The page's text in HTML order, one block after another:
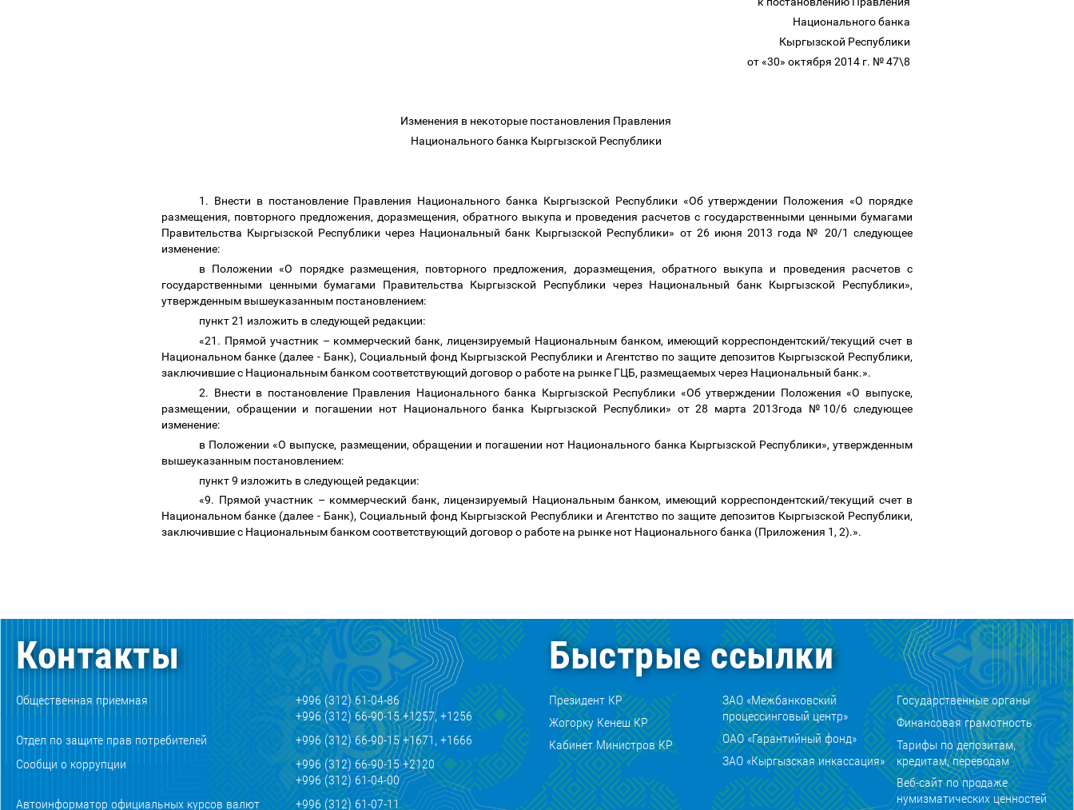
Национального банка
Кыргызской Республики
от «30» октября 2014 г. № 47\8
Изменения в некоторые постановления Правления
Национального банка Кыргызской Республики
1. Внести в постановление Правления Национального банка Кыргызской Республики «Об утверждении Положения «О порядке
размещения, повторного предложения, доразмещения, обратного выкупа и проведения расчетов с государственными ценными бумагами
Правительства Кыргызской Республики через Национальный банк Кыргызской Республики» от 26 июня 2013 года № 20/1 следующее
изменение:
в Положении «О порядке размещения, повторного предложения, доразмещения, обратного выкупа и проведения расчетов с
государственными ценными бумагами Правительства Кыргызской Республики через Национальный банк Кыргызской Республики»,
утвержденным вышеуказанным постановлением:
пункт 21 изложить в следующей редакции:
«21 . Прямой участник – коммерческий банк, лицензируемый Национальным банком, имеющий корреспондентский/текущий счет в
Национальном банке (далее - Банк), Социальный фонд Кыргызской Республики и Агентство по защите депозитов Кыргызской Республики,
заключившие с Национальным банком соответствующий договор о работе на рынке ГЦБ, размещаемых через Национальный банк.».
2. Внести в постановление Правления Национального банка Кыргызской Республики «Об утверждении Положения «О выпуске,
размещении, обращении и погашении нот Национального банка Кыргызской Республики» от 28 марта 2013года №10/6 следующее
изменение:
в Положении «О выпуске, размещении, обращении и погашении нот Национального банка Кыргызской Республики», утвержденным
вышеуказанным постановлением:
пункт 9 изложить в следующей редакции:
«9. Прямой участник – коммерческий банк, лицензируемый Национальным банком, имеющий корреспондентский/текущий счет в
Национальном банке (далее - Банк), Социальный фонд Кыргызской Республики и Агентство по защите депозитов Кыргызской Республики,
заключившие с Национальным банком соответствующий договор о работе на рынке нот Национального банка (Приложения 1, 2).».
Контакты
Общественная приемная
+996 (312) 61-04-86
+996 (312) 66-90-15 +1257, +1256
Отдел по защите прав потребителей
+996 (312) 66-90-15 +1671, +1666
Сообщи о коррупции
+996 (312) 66-90-15 +2120
+996 (312) 61-04-00
Автоинформатор официальных курсов валют
+996 (312) 61-07-11
Быстрые ссылки
Президент КР
Жогорку Кенеш КР
Кабинет Министров КР
ЗАО «Межбанковский
процессинговый центр»
ОАО «Гарантийный фонд»
ЗАО «Кыргызская инкассация»
Государственные органы
Финансовая грамотность
Тарифы по депозитам,
кредитам, переводам
Веб-сайт по продаже
нумизматических ценностей